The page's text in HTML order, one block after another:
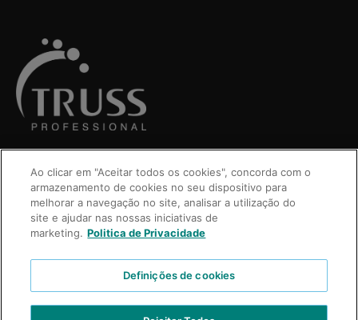
VIDEOS
Ao clicar em "Aceitar todos os cookies", concorda com o
armazenamento de cookies no seu dispositivo para
melhorar a navegação no site, analisar a utilização do
site e ajudar nas nossas iniciativas de
marketing. Politica de Privacidade
Definições de cookies